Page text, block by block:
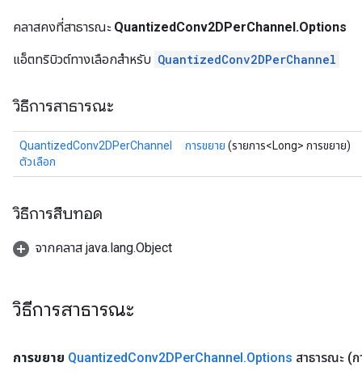
คลาสคงที่สาธารณะ QuantizedConv2DPerChannel.Options
แอ็ตทริบิวต์ทางเลือกสำหรับ QuantizedConv2DPerChannel
วิธีการสาธารณะ
QuantizedConv2DPerChannel
ตัวเลือก
การขยาย (รายการ<Long> การขยาย)
วิธีการสืบทอด
จากคลาส java.lang.Object
วิธีการสาธารณะ
การขยาย QuantizedConv2DPerChannel.Options สาธารณะ (ก